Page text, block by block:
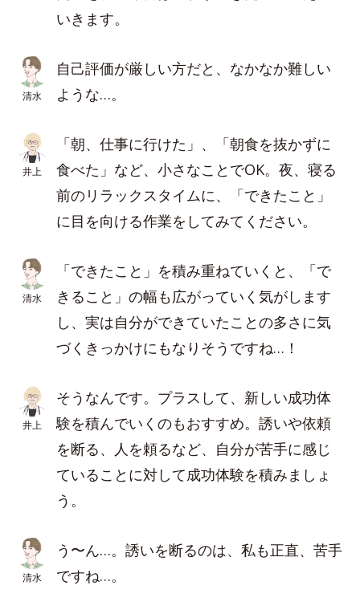
いきます。
清水
自己評価が厳しい方だと、なかなか難しい
ような…。
井上
「朝、仕事に行けた」、「朝食を抜かずに
食べた」など、小さなことでOK。夜、寝る
前のリラックスタイムに、「できたこと」
に目を向ける作業をしてみてください。
清水
「できたこと」を積み重ねていくと、「で
きること」の幅も広がっていく気がします
し、実は自分ができていたことの多さに気
づくきっかけにもなりそうですね…！
井上
そうなんです。プラスして、新しい成功体
験を積んでいくのもおすすめ。誘いや依頼
を断る、人を頼るなど、自分が苦手に感じ
ていることに対して成功体験を積みましょ
う。
清水
う〜ん…。誘いを断るのは、私も正直、苦手
ですね…。